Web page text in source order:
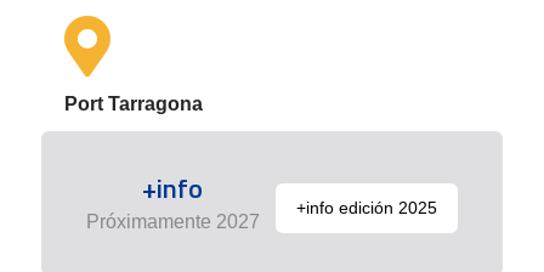
Port Tarragona
+info
Próximamente 2027
+info edición 2025